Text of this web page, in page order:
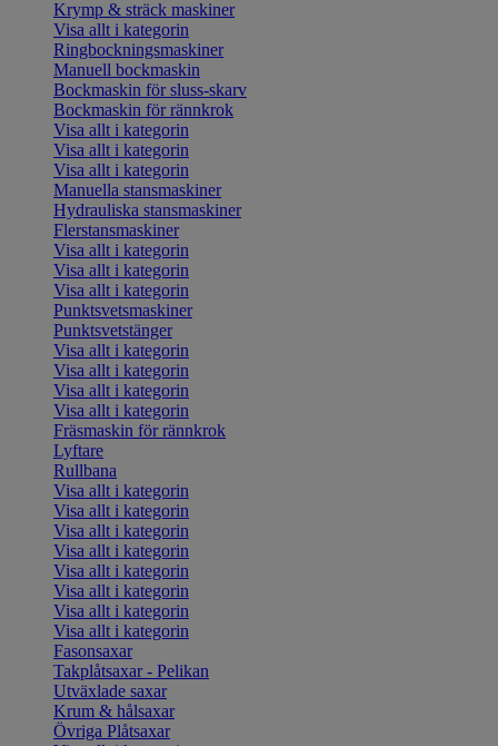
Krymp & sträck maskiner
Visa allt i kategorin
Ringbockningsmaskiner
Manuell bockmaskin
Bockmaskin för sluss-skarv
Bockmaskin för rännkrok
Visa allt i kategorin
Visa allt i kategorin
Visa allt i kategorin
Manuella stansmaskiner
Hydrauliska stansmaskiner
Flerstansmaskiner
Visa allt i kategorin
Visa allt i kategorin
Visa allt i kategorin
Punktsvetsmaskiner
Punktsvetstänger
Visa allt i kategorin
Visa allt i kategorin
Visa allt i kategorin
Visa allt i kategorin
Fräsmaskin för rännkrok
Lyftare
Rullbana
Visa allt i kategorin
Visa allt i kategorin
Visa allt i kategorin
Visa allt i kategorin
Visa allt i kategorin
Visa allt i kategorin
Visa allt i kategorin
Visa allt i kategorin
Fasonsaxar
Takplåtsaxar - Pelikan
Utväxlade saxar
Krum & hålsaxar
Övriga Plåtsaxar